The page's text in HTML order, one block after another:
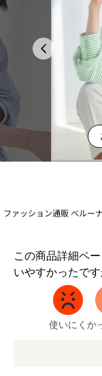
ファッション通販 ベルーナ
この商品詳細ペ
いやすかったです
1
か
使いにくか